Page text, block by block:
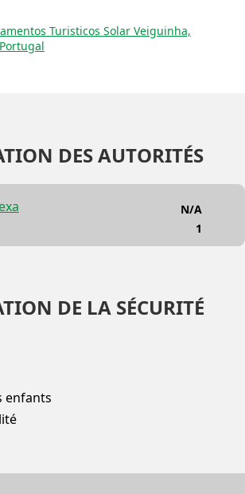
Turisticos Solar Veiguinha,
DES AUTORITÉS
N/A
1
DE LA SÉCURITÉ
enfants